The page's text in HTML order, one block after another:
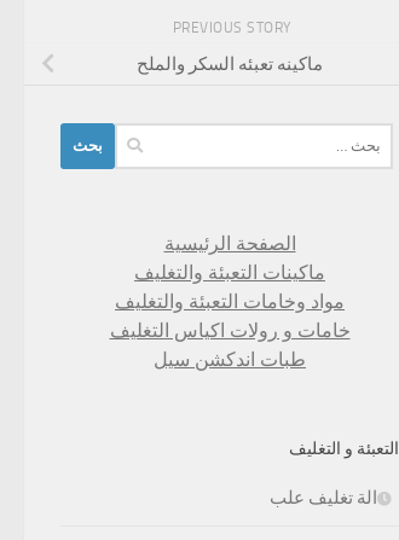
PREVIOUS STORY
ماكينه تعبئه السكر والملح
عن:
الصفحة الرئيسية
ماكينات التعبئة والتغليف
مواد وخامات التعبئة والتغليف
خامات و رولات اكياس التغليف
طبات اندكشن سيل
التعبئة و التغليف
الة تغليف علب